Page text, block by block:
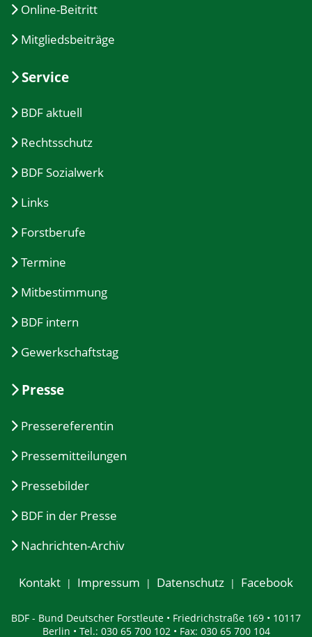
Online-Beitritt
Mitgliedsbeiträge
Service
BDF aktuell
Rechtsschutz
BDF Sozialwerk
Links
Forstberufe
Termine
Mitbestimmung
BDF intern
Gewerkschaftstag
Presse
Pressereferentin
Pressemitteilungen
Pressebilder
BDF in der Presse
Nachrichten-Archiv
Kontakt Impressum Datenschutz Facebook
BDF - Bund Deutscher Forstleute • Friedrichstraße 169 • 10117
Berlin • Tel.: 030 65 700 102 • Fax: 030 65 700 104